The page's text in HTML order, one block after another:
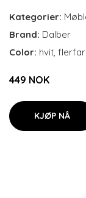
Kategorier:
Brand: Dalber
Color: hvit,
449 NOK
KJØP NÅ